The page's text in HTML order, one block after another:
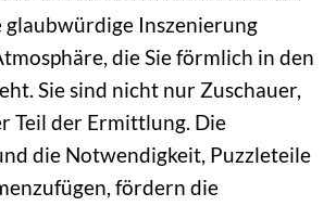
glaubwürdige Inszenierung
die Sie förmlich in den
Sie sind nicht nur Zuschauer,
Teil der Ermittlung. Die
die Notwendigkeit, Puzzleteile
fördern die